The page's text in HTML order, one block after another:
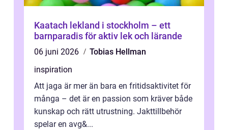
Kaatach lekland i stockholm – ett
barnparadis för aktiv lek och lärande
06 juni 2026
Tobias Hellman
inspiration
Att jaga är mer än bara en fritidsaktivitet för
många – det är en passion som kräver både
kunskap och rätt utrustning. Jakttillbehör
spelar en avg&...